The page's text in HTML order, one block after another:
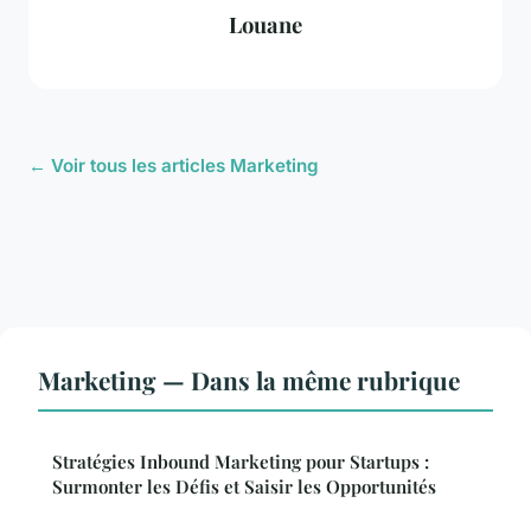
Louane
← Voir tous les articles Marketing
Marketing — Dans la même rubrique
Stratégies Inbound Marketing pour Startups :
Surmonter les Défis et Saisir les Opportunités